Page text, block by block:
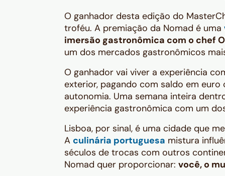
O ganhador desta edição do
troféu. A premiação da Nomad é uma
imersão gastronômica com o chef
um dos mercados gastronômicos
O ganhador vai viver a experiência
exterior, pagando com saldo em
autonomia. Uma semana inteira
experiência gastronômica com um
Lisboa, por sinal, é uma cidade que
A culinária portuguesa mistura
séculos de trocas com outros
Nomad quer proporcionar: você, o